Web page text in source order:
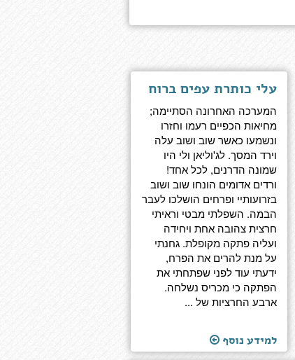
עלי כותרת עפים ברוח
המערכה האחרונה הסתיימה;
מחיאות הכפיים רעמו וחזרו
ונשמעו כאשר שוב ושוב עלה
וירד המסך. לג'וליאן ולי היו
שמונה הדרנים, לכל אחד!
ורדים אדומים הונחו שוב ושוב
בזרועותיי ופרחים הושלכו לעבר
הבמה. השפלתי מבטי וראיתי
חרצית צהובה אחת ויחידה
ועליה פתקה מקופלת. גחנתי
על מנת להרים את הפרח,
ידעתי עוד לפני שפתחתי את
הפתקה כי מכריס נשלחה.
ארבע החרציות של ...
למידע נוסף